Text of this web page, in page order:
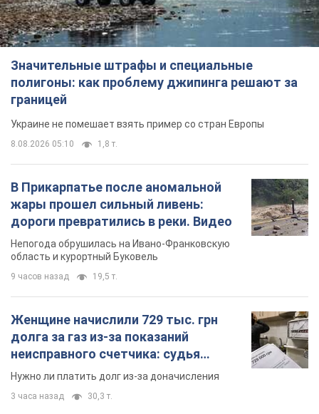
Значительные штрафы и специальные
полигоны: как проблему джипинга решают за
границей
Украине не помешает взять пример со стран Европы
8.08.2026 05:10 1,8 т.
В Прикарпатье после аномальной
жары прошел сильный ливень:
дороги превратились в реки. Видео
Непогода обрушилась на Ивано-Франковскую
область и курортный Буковель
9 часов назад 19,5 т.
Женщине начислили 729 тыс. грн
долга за газ из-за показаний
неисправного счетчика: судья
вынес неожиданное решение
Нужно ли платить долг из-за доначисления
3 часа назад 30,3 т.